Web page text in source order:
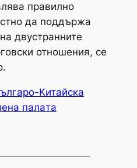
правилно
да поддържа
двустранните
отношения, се
Китайска
палaта